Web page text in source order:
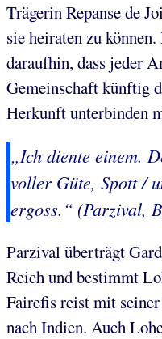
Trägerin Repanse de
sie heiraten zu
daraufhin, dass jeder
Gemeinschaft künftig
Herkunft unterbinden
„Ich diente einem.
voller Güte, Spott /
ergoss.“ (Parzival,
Parzival überträgt
Reich und bestimmt
Fairefis reist mit
nach Indien. Auch